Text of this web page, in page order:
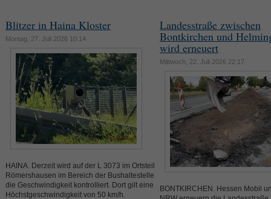
Blitzer in Haina Kloster
Montag, 27. Juli 2026 10:14
HAINA. Derzeit wird auf der L 3073 im Ortsteil
Römershausen im Bereich der Bushaltestelle
die Geschwindigkeit kontrolliert. Dort gilt eine
Höchstgeschwindigkeit von 50 km/h.
Landesstraße zwischen
Bontkirchen und
wird erneuert
Mittwoch, 22. Juli 2026 22:17
BONTKIRCHEN. Hessen Mobil